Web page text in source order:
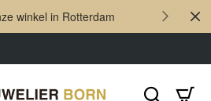
winkel in Rotterdam